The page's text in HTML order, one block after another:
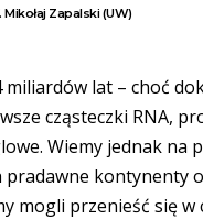
Zapalski (UW)
lat – choć
cząsteczki RNA,
Wiemy jednak na
pradawne kontynenty
mogli przenieść się